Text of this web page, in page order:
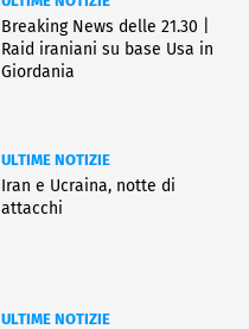
Breaking News delle 21.30 |
Raid iraniani su base Usa in
Giordania
ULTIME NOTIZIE
Iran e Ucraina, notte di
attacchi
ULTIME NOTIZIE